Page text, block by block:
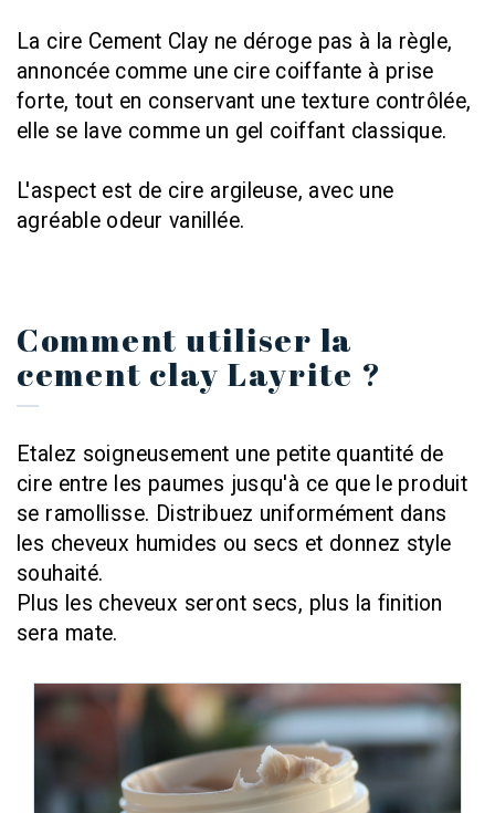
La cire Cement Clay ne déroge pas à la règle,
annoncée comme une cire coiffante à prise
forte, tout en conservant une texture contrôlée,
elle se lave comme un gel coiffant classique.
L'aspect est de cire argileuse, avec une
agréable odeur vanillée.
Comment utiliser la
cement clay Layrite ?
Etalez soigneusement une petite quantité de
cire entre les paumes jusqu'à ce que le produit
se ramollisse. Distribuez uniformément dans
les cheveux humides ou secs et donnez style
souhaité.
Plus les cheveux seront secs, plus la finition
sera mate.